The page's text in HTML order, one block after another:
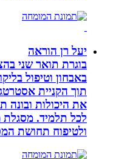
יעל רן הוראה
בוגרת תואר שני
באבחון וטיפול
תוך הקניית
את היכולות ובונה
לכל תלמיד. מסגלת
ולטיפוח תחושת